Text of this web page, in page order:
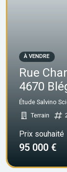
À VENDRE
Rue
4670
Étude Salvino
Terrain
Prix souhaité
95 000 €